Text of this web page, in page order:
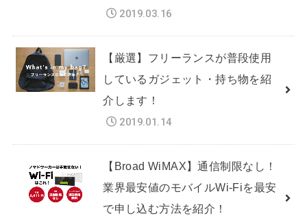
2019.03.16
【厳選】フリーランスが普段使用
しているガジェット・持ち物を紹
介します！
2019.01.14
【Broad WiMAX】通信制限なし！
業界最安値のモバイルWi-Fiを最安
で申し込む方法を紹介！